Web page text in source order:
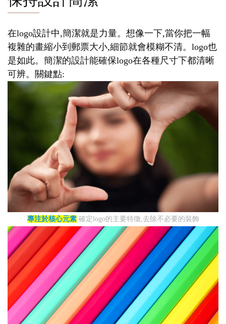
在logo設計中,簡潔就是力量。想像一下,當你把一幅
複雜的畫縮小到郵票大小,細節就會模糊不清。logo也
是如此。簡潔的設計能確保logo在各種尺寸下都清晰
可辨。關鍵點:
專注於核心元素確定logo的主要特徵,去除不必要的裝飾